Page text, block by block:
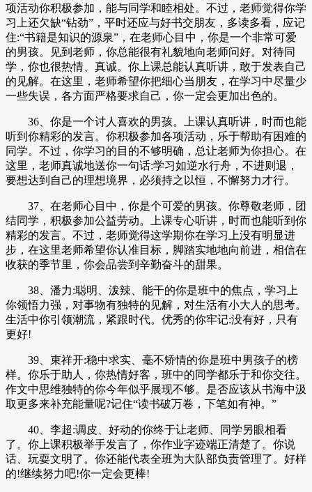
项活动你积极参加，能与同学和睦相处。不过，老师觉得你学
习上还欠缺“钻劲”，平时还应与好书交朋友，多读多看，应记
住:“书籍是知识的源泉”，在老师心目中，你是一个非常可爱
的男孩。见到老师，你总能很有礼貌地向老师问好。对待同
学，你也很热情、真诚。你上课总能认真听讲，敢于发表自己
的见解。在这里，老师希望你把细心当朋友，在学习中尽量少
一些失误，各方面严格要求自己，你一定会更加出色的。
36、你是一个讨人喜欢的男孩。上课认真听讲，时而也能
听到你精彩的发言。你积极参加各项活动，乐于帮助有困难的
同学。不过，你学习的目的不够明确，总让老师为你担心。在
这里，老师真诚地送你一句话:学习如逆水行舟，不进则退，
要想达到自己的理想境界，必须持之以恒，不懈努力才行。
37、在老师心目中，你是个可爱的男孩。你尊敬老师，团
结同学，积极参加公益劳动。上课专心听讲，时而也能听到你
精彩的发言。不过，老师觉得这学期你在学习上没有明显进
步，在这里老师希望你认准目标，脚踏实地地向前进，相信在
收获的季节里，你会品尝到辛勤奋斗的甜果。
38、潘力:聪明、泼辣、能干的你是班中的焦点，学习上
你领悟力强，对事物有独特的见解，对生活有小大人的思考。
生活中你引领潮流，紧跟时代。优秀的你牢记:没有好，只有
更好!
39、束祥开:稳中求实、毫不矫情的你是班中男孩子的榜
样。你乐于助人，你热情好客，班中的同学都乐于和你交往。
作文中思维独特的你今年似乎展现不够。是否应该从书海中汲
取更多来补充能量呢?记住“读书破万卷，下笔如有神。”
40、李超:调皮、好动的你终于让老师、同学另眼相看
了。你上课积极举手发言了，你作业字迹端正清楚了。你说
话、玩耍文明了。你还能代表全班为大队部负责管理了。好样
的!继续努力吧!你一定会更棒!